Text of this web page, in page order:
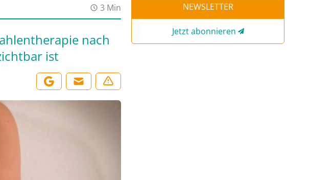
3 Min
nach
ist
NEWSLETTER
Jetzt abonnieren